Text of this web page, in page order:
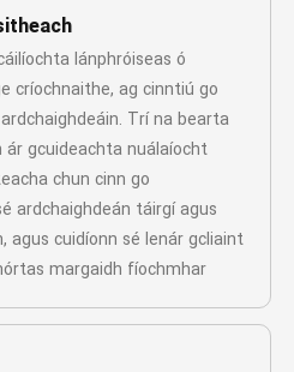
lánphróiseas ó
críochnaithe, ag cinntiú go
Trí na bearta
ár gcuideachta nuálaíocht
chun cinn go
ardchaighdeán táirgí agus
agus cuidíonn sé lenár gcliaint
margaidh fíochmhar